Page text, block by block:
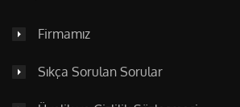
Firmamız
Sıkça Sorulan Sorular